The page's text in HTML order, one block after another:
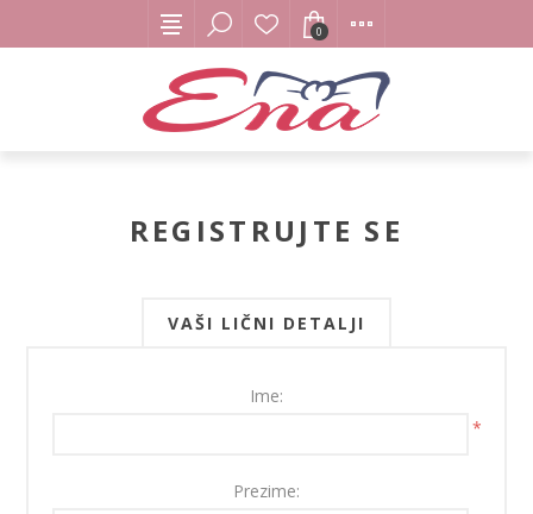
0
REGISTRUJTE SE
VAŠI LIČNI DETALJI
Ime:
*
Prezime: